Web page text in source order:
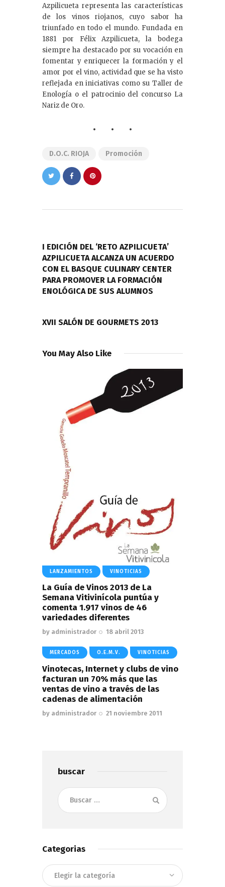
Azpilicueta representa las características
de los vinos riojanos, cuyo sabor ha
triunfado en todo el mundo. Fundada en
1881 por Félix Azpilicueta, la bodega
siempre ha destacado por su vocación en
fomentar y enriquecer la formación y el
amor por el vino, actividad que se ha visto
reflejada en iniciativas como su Taller de
Enología o el patrocinio del concurso La
Nariz de Oro.
D.O.C. RIOJA Promoción
entradas
I EDICIÓN DEL ‘RETO AZPILICUETA’
AZPILICUETA ALCANZA UN ACUERDO
CON EL BASQUE CULINARY CENTER
PARA PROMOVER LA FORMACIÓN
ENOLÓGICA DE SUS ALUMNOS
XVII SALÓN DE GOURMETS 2013
You May Also Like
LANZAMIENTOS VINOTICIAS
La Guía de Vinos 2013 de La
Semana Vitivinícola puntúa y
comenta 1.917 vinos de 46
variedades diferentes
by administrador 18 abril 2013
MERCADOS O.E.M.V. VINOTICIAS
Vinotecas, Internet y clubs de vino
facturan un 70% más que las
ventas de vino a través de las
cadenas de alimentación
by administrador 21 noviembre 2011
buscar
Buscar:
Categorias
Categorias